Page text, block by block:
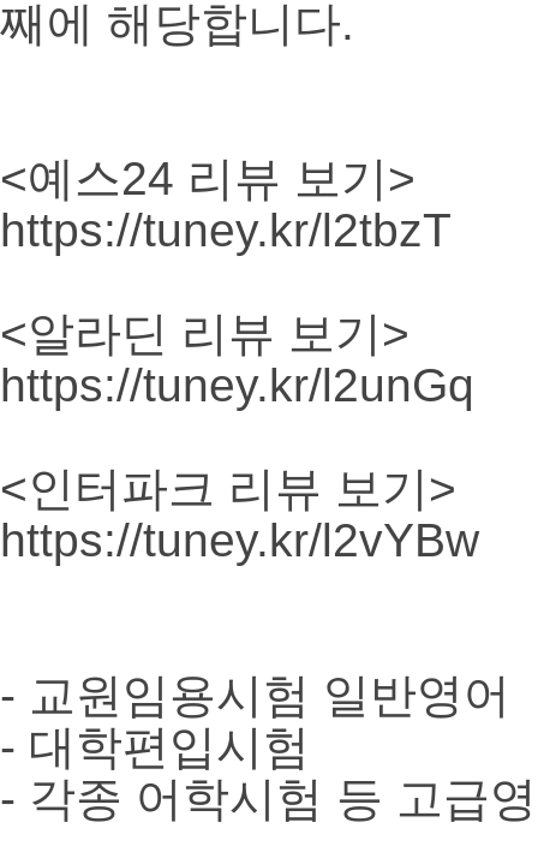
째에 해당합니다.
<예스24 리뷰 보기>
https://tuney.kr/l2tbzT
<알라딘 리뷰 보기>
https://tuney.kr/l2unGq
<인터파크 리뷰 보기>
https://tuney.kr/l2vYBw
- 교원임용시험 일반영어
- 대학편입시험
- 각종 어학시험 등 고급